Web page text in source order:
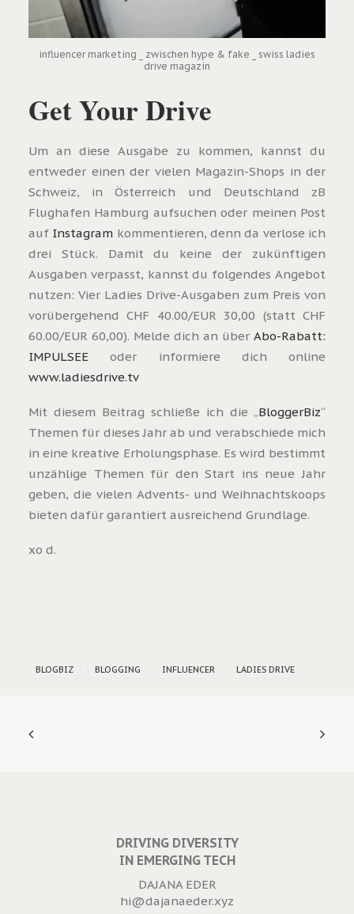
influencer marketing _ zwischen hype & fake _ swiss ladies
drive magazin
Get Your Drive
Um an diese Ausgabe zu kommen, kannst du
entweder einen der vielen Magazin-Shops in der
Schweiz, in Österreich und Deutschland zB
Flughafen Hamburg aufsuchen oder meinen Post
auf Instagram kommentieren, denn da verlose ich
drei Stück. Damit du keine der zukünftigen
Ausgaben verpasst, kannst du folgendes Angebot
nutzen: Vier Ladies Drive-Ausgaben zum Preis von
vorübergehend CHF 40.00/EUR 30,00 (statt CHF
60.00/EUR 60,00). Melde dich an über Abo-Rabatt:
IMPULSEE oder informiere dich online
www.ladiesdrive.tv
Mit diesem Beitrag schließe ich die „BloggerBiz“
Themen für dieses Jahr ab und verabschiede mich
in eine kreative Erholungsphase. Es wird bestimmt
unzählige Themen für den Start ins neue Jahr
geben, die vielen Advents- und Weihnachtskoops
bieten dafür garantiert ausreichend Grundlage.
xo d.
BLOGBIZ BLOGGING INFLUENCER LADIES DRIVE
DRIVING DIVERSITY
IN EMERGING TECH
DAJANA EDER
hi@dajanaeder.xyz